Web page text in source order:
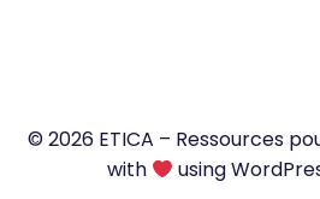
© 2026 ETICA – Ressources
with
using